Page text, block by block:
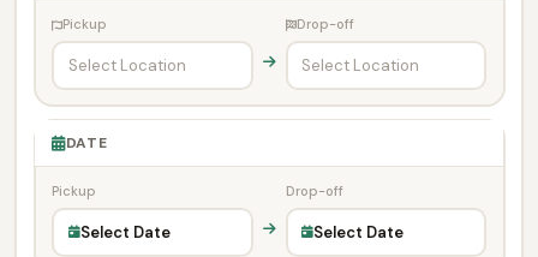
Pickup Drop-off
DATE
Pickup
Select Date
Drop-off
Select Date